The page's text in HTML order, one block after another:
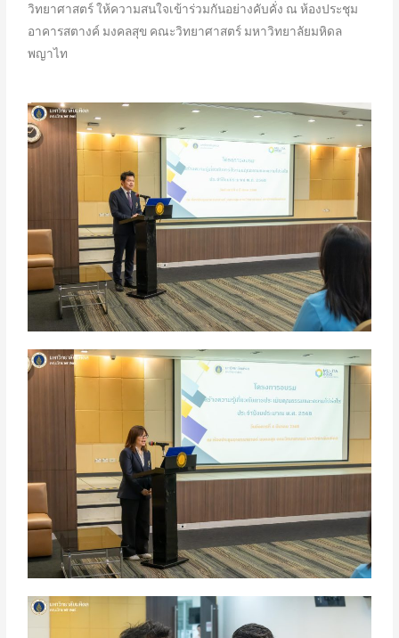
วิทยาศาสตร์ ให้ความสนใจเข้าร่วมกันอย่างคับคั่ง ณ ห้องประชุม
อาคารสตางค์ มงคลสุข คณะวิทยาศาสตร์ มหาวิทยาลัยมหิดล
พญาไท